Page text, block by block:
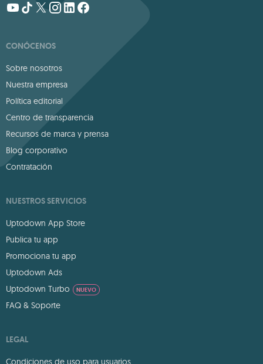
CONÓCENOS
Sobre nosotros
Nuestra empresa
Política editorial
Centro de transparencia
Recursos de marca y prensa
Blog corporativo
Contratación
NUESTROS SERVICIOS
Uptodown App Store
Publica tu app
Promociona tu app
Uptodown Ads
Uptodown Turbo
NUEVO
FAQ & Soporte
LEGAL
Condiciones de uso para usuarios